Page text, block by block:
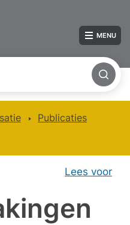
MENU
Publicaties
Lees voor